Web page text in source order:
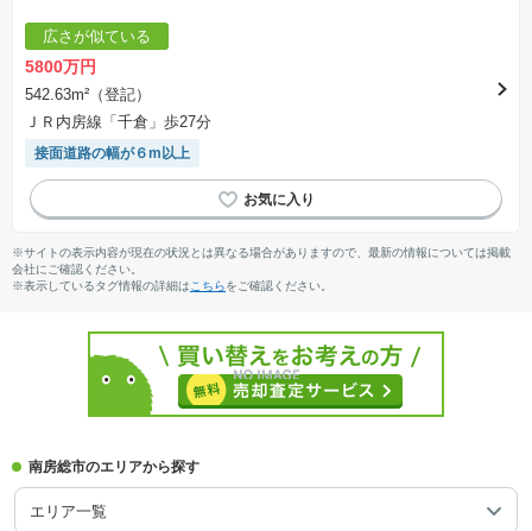
広さが似ている
5800万円
542.63m²（登記）
ＪＲ内房線「千倉」歩27分
接面道路の幅が６m以上
※サイトの表示内容が現在の状況とは異なる場合がありますので、最新の情報については掲載
会社にご確認ください。
※表示しているタグ情報の詳細は こちらをご確認ください。
南房総市のエリアから探す
エリア一覧